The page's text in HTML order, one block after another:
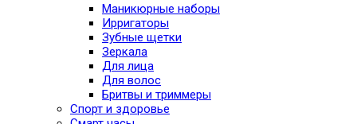
Маникюрные наборы
Ирригаторы
Зубные щетки
Зеркала
Для лица
Для волос
Бритвы и триммеры
Спорт и здоровье